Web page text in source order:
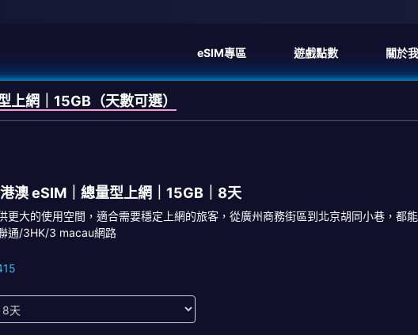
eSIM專區 遊戲點數 關於
上網｜15GB（天數可選）
澳 eSIM｜總量型上網｜15GB｜8天
更大的使用空間，適合需要穩定上網的旅客，從廣州商務街區到北京胡同小巷，都
通/3HK/3 macau網路